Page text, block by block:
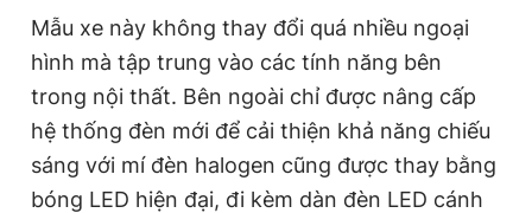
Giấy phép xuất bản số 110/GP - BTTTT cấp ngày 24.3.2020
© 2003-2026 Bản quyền thuộc về Báo Thanh Niên. Cấm sao
chép dưới mọi hình thức nếu không có sự chấp thuận bằng văn
bản. Phát triển bởi ePi Technologies, JSC.
Mẫu xe này không thay đổi quá nhiều ngoại
hình mà tập trung vào các tính năng bên
trong nội thất. Bên ngoài chỉ được nâng cấp
hệ thống đèn mới để cải thiện khả năng chiếu
sáng với mí đèn halogen cũng được thay bằng
bóng LED hiện đại, đi kèm dàn đèn LED cánh